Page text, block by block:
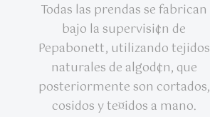
Todas las prendas se fabrican
bajo la supervisi¢n de
Pepabonett, utilizando tejidos
naturales de algod¢n, que
posteriormente son cortados,
cosidos y te¤idos a mano.